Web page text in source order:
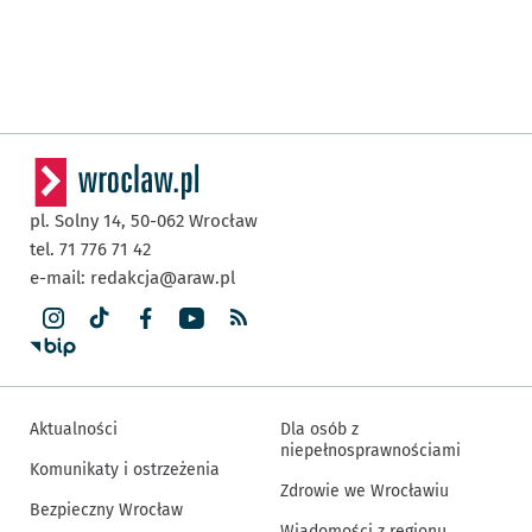
pl. Solny 14, 50-062 Wrocław
tel. 71 776 71 42
e-mail: redakcja@araw.pl
Aktualności
Komunikaty i ostrzeżenia
Bezpieczny Wrocław
Dla osób z
niepełnosprawnościami
Zdrowie we Wrocławiu